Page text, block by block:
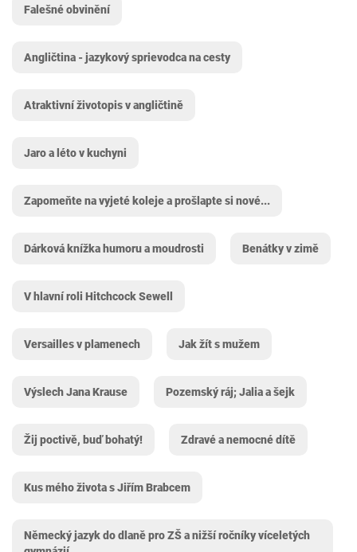
Falešné obvinění
Angličtina - jazykový sprievodca na cesty
Atraktivní životopis v angličtině
Jaro a léto v kuchyni
Zapomeňte na vyjeté koleje a prošlapte si nové...
Dárková knížka humoru a moudrosti Benátky v zimě
V hlavní roli Hitchcock Sewell
Versailles v plamenech Jak žít s mužem
Výslech Jana Krause Pozemský ráj; Jalia a šejk
Žij poctivě, buď bohatý! Zdravé a nemocné dítě
Kus mého života s Jiřím Brabcem
Německý jazyk do dlaně pro ZŠ a nižší ročníky víceletých